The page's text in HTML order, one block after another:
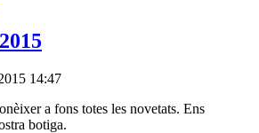
14:47
a fons totes les novetats. Ens
botiga.